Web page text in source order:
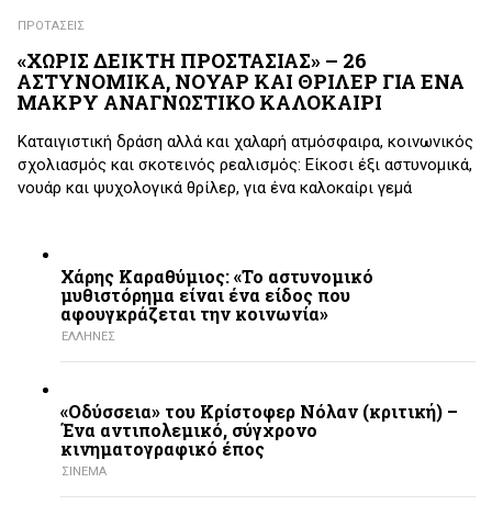
ΠΡΟΤΑΣΕΙΣ
«ΧΩΡΙΣ ΔΕΙΚΤΗ ΠΡΟΣΤΑΣΙΑΣ» – 26
ΑΣΤΥΝΟΜΙΚΑ, ΝΟΥΑΡ ΚΑΙ ΘΡΙΛΕΡ ΓΙΑ ΕΝΑ
ΜΑΚΡΥ ΑΝΑΓΝΩΣΤΙΚΟ ΚΑΛΟΚΑΙΡΙ
Καταιγιστική δράση αλλά και χαλαρή ατμόσφαιρα, κοινωνικός
σχολιασμός και σκοτεινός ρεαλισμός: Είκοσι έξι αστυνομικά,
νουάρ και ψυχολογικά θρίλερ, για ένα καλοκαίρι γεμά
Χάρης Καραθύμιος: «Το αστυνομικό
μυθιστόρημα είναι ένα είδος που
αφουγκράζεται την κοινωνία»
ΕΛΛΗΝΕΣ
«Οδύσσεια» του Κρίστοφερ Νόλαν (κριτική) –
Ένα αντιπολεμικό, σύγχρονο
κινηματογραφικό έπος
ΣΙΝΕΜΑ